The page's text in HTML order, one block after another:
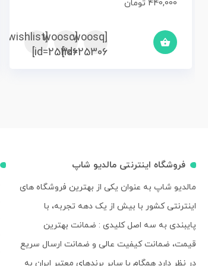
440,000 تومان
[yith_wcwl_add_to_wishlist]
[woosc
id=25306]
[woosq
id=25306]
فروشگاه اینترنتی مالدیو شاپ
مالدیو شاپ به عنوان یکی از بهترین فروشگاه های
اینترنتی کشور با بیش از یک دهه تجربه، با
پایبندی به سه اصل کلیدی : ضمانت بهترین
قیمت، ضمانت کیفیت عالی و ضمانت ارسال سریع
در نظر دارد همگام با سایر برندهای معتبر ایران به